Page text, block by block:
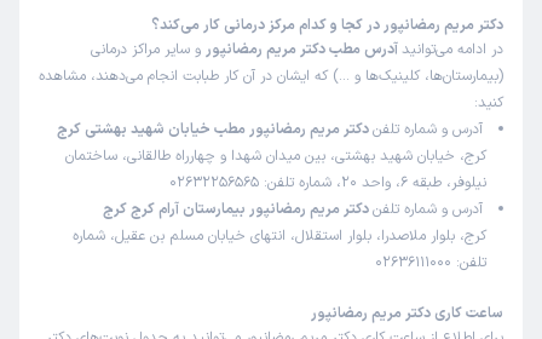
دکتر مریم رمضانپور در کجا و کدام مرکز درمانی کار می‌کند؟
در ادامه می‌توانید آدرس مطب دکتر مریم رمضانپور و سایر مراکز درمانی
(بیمارستان‌ها، کلینیک‌ها و …) که ایشان در آن کار طبابت انجام می‌دهند، مشاهده
کنید:
آدرس و شماره تلفندکتر مریم رمضانپور مطب خیابان شهید بهشتی کرج
کرج، خیابان شهید بهشتی، بین میدان شهدا و چهارراه طالقانی، ساختمان
نیلوفر، طبقه 6، واحد 20، شماره تلفن: 02632256565
آدرس و شماره تلفندکتر مریم رمضانپور بیمارستان آرام کرج کرج
کرج، بلوار ملاصدرا، بلوار استقلال، انتهای خیابان مسلم بن عقیل، شماره
تلفن: 02636111000
ساعت کاری دکتر مریم رمضانپور